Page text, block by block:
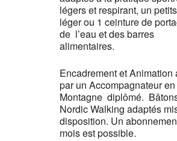
légers et respirant, un
léger ou 1 ceinture de
de l’eau et des barres
alimentaires.
Encadrement et Animation
par un Accompagnateur en
Montagne diplômé.
Nordic Walking adaptés
disposition. Un
mois est possible.